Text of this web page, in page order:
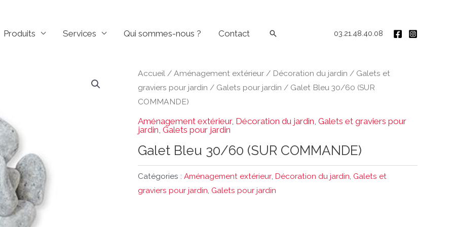
Produits Services Qui sommes-nous ? Contact Rechercher 03.21.48.40.08
Accueil / Aménagement extérieur / Décoration du jardin / Galets et
graviers pour jardin / Galets pour jardin / Galet Bleu 30/60 (SUR
COMMANDE)
Aménagement extérieur, Décoration du jardin Galets et graviers pour
jardin Galets pour jardin
Galet Bleu 30/60 (SUR COMMANDE)
Catégories : Aménagement extérieur, Décoration du jardin, Galets et
graviers pour jardin, Galets pour jardin